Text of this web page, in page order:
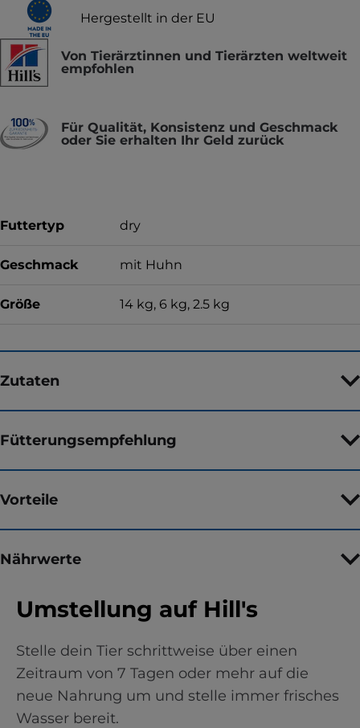
Hergestellt in der EU
Von Tierärztinnen und Tierärzten weltweit
empfohlen
Für Qualität, Konsistenz und Geschmack
oder Sie erhalten Ihr Geld zurück
Futtertyp dry
Geschmack mit Huhn
Größe 14 kg, 6 kg, 2.5 kg
Zutaten
Fütterungsempfehlung
Vorteile
Nährwerte
Umstellung auf Hill's
Stelle dein Tier schrittweise über einen
Zeitraum von 7 Tagen oder mehr auf die
neue Nahrung um und stelle immer frisches
Wasser bereit.